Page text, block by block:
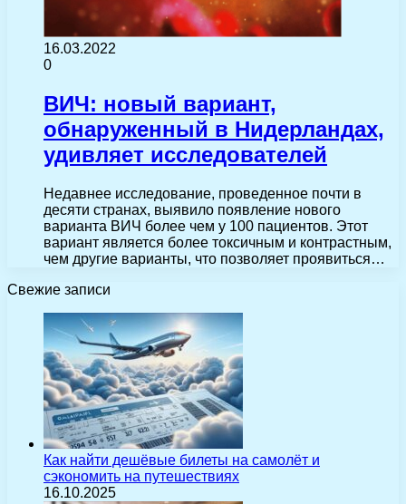
16.03.2022
0
ВИЧ: новый вариант,
обнаруженный в Нидерландах,
удивляет исследователей
Недавнее исследование, проведенное почти в
десяти странах, выявило появление нового
варианта ВИЧ более чем у 100 пациентов. Этот
вариант является более токсичным и контрастным,
чем другие варианты, что позволяет проявиться…
Свежие записи
Как найти дешёвые билеты на самолёт и
сэкономить на путешествиях
16.10.2025